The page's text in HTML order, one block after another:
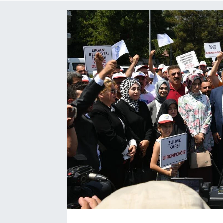
Yargı Kararları
Araştırma-Rapor